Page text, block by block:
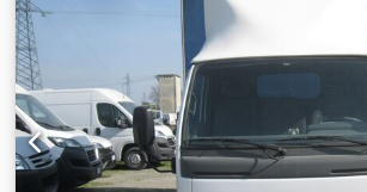
fülke
mechanikai ,
felfüggesztés:
, ülések száma:3,
mm
, rakodótér szélesség: 2 100 mm
,
2 100 mm, Gyártási év:
, *
teljesüléséhez és a finanszírozó
THERMO KING V-500 MAX
Acfor